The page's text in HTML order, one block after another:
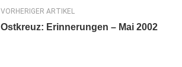
VORHERIGER ARTIKEL
Ostkreuz: Erinnerungen – Mai 2002